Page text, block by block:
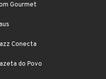
Gourmet
Conecta
do Povo